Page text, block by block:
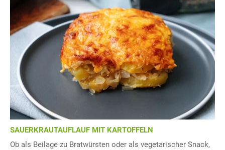
SAUERKRAUTAUFLAUF MIT KARTOFFELN
Ob als Beilage zu Bratwürsten oder als vegetarischer Snack,